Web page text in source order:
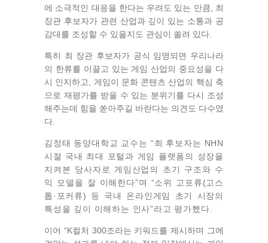
에 소극적인 대응을 한다는 우려도 있는 만큼, 최
장관 후보자가 관련 산업과 깊이 있는 소통과 공
감대를 조성할 수 있을지도 관심이 쏠려 있다.
특히 최 장관 후보자가 공식 임명되면 우리나라
의 한류를 이끌고 있는 게임 산업의 중요성을 다
시 인지하고, 게임이 문화 콘텐츠 산업의 핵심 축
으로 재평가를 받을 수 있는 분위기를 다시 조성
해주는데 힘을 쏟아주길 바란다는 의견도 다수였
다.
김정태 동양대학교 교수는 “최 후보자는 NHN
시절 국내 최대 포털과 게임 플랫폼의 성장을
지켜본 당사자로 게임산업의 초기 구조와 수
익 모델을 잘 이해한다”며 “소위 고포류(고스
톱·포커류) 등 국내 온라인게임 초기 시장의
특성을 깊이 이해하는 인사”라고 평가했다.
이어 “K컬처 300조라는 키워드를 제시하며 그에